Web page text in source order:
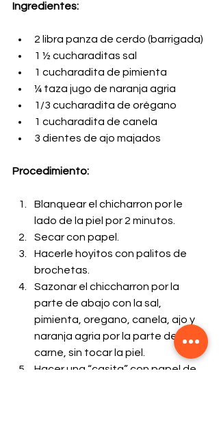
Ingredientes:
2 libra panza de cerdo (barrigada)
1 ½ cucharaditas sal
1 cucharadita de pimienta
¼ taza jugo de naranja agria
1/3 cucharadita de orégano
1 cucharadita de canela
3 dientes de ajo majados
Procedimiento:
Blanquear el chicharron por le
lado de la piel por 2 minutos.
Secar con papel.
Hacerle hoyitos con palitos de
brochetas.
Sazonar el chiccharron por la
parte de abajo con la sal,
pimienta, oregano, canela, ajo y
naranja agria por la parte de la
carne, sin tocar la piel.
Hacer una “casita” con papel de